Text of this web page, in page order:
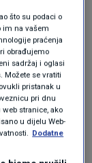
jer je
njegovim
što su podaci o
im na vašem
praćenja
obrađujemo
sadržaj i oglasi
Možete se vratiti
pristanak u
pri dnu
stranice, ako
u dijelu Web-
Dodatne